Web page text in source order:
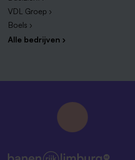
VDL Groep ›
Boels ›
Alle bedrijven ›